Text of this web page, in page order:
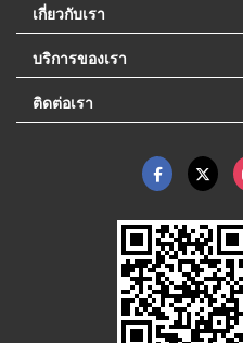
เกี่ยวกับเรา
บริการของเรา
ติดต่อเรา